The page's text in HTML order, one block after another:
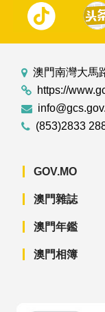
澳門南灣大馬
https://
(853)2833
GOV.MO
澳門雜誌
澳門年鑑
澳門相簿